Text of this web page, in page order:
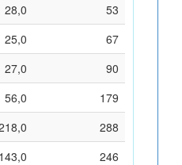
28,0
53
25,0
67
27,0
90
56,0
179
288
143,0
246